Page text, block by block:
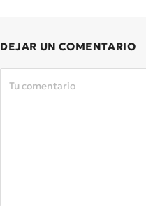
DEJAR UN COMENTARIO